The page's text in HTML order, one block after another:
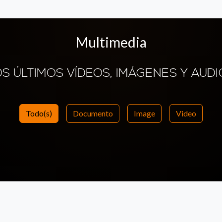
Multimedia
ÚLTIMOS VÍDEOS, IMÁGENES Y
Todo(s) Documento Image Video